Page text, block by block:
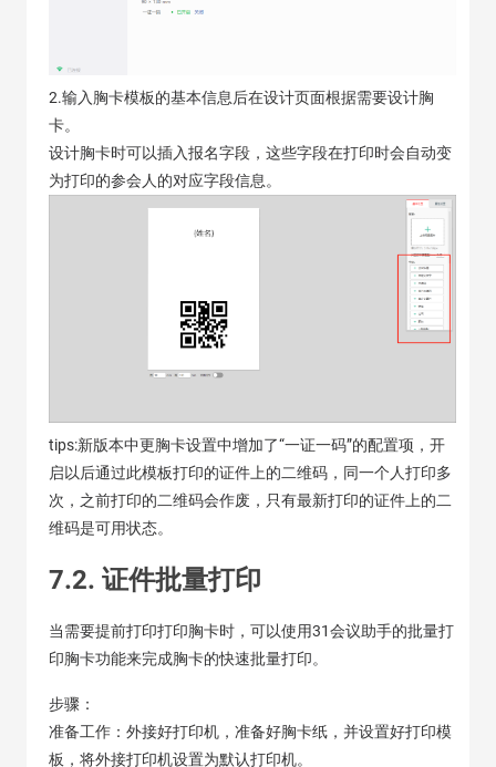
2.输入胸卡模板的基本信息后在设计页面根据需要设计胸
卡。
设计胸卡时可以插入报名字段，这些字段在打印时会自动变
为打印的参会人的对应字段信息。
tips:新版本中更胸卡设置中增加了“一证一码”的配置项，开
启以后通过此模板打印的证件上的二维码，同一个人打印多
次，之前打印的二维码会作废，只有最新打印的证件上的二
维码是可用状态。
7.2. 证件批量打印
当需要提前打印打印胸卡时，可以使用31会议助手的批量打
印胸卡功能来完成胸卡的快速批量打印。
步骤：
准备工作：外接好打印机，准备好胸卡纸，并设置好打印模
板，将外接打印机设置为默认打印机。